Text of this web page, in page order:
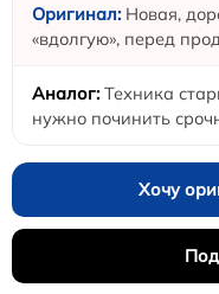
Новая,
«вдолгую», перед
Техника
нужно починить
Хочу